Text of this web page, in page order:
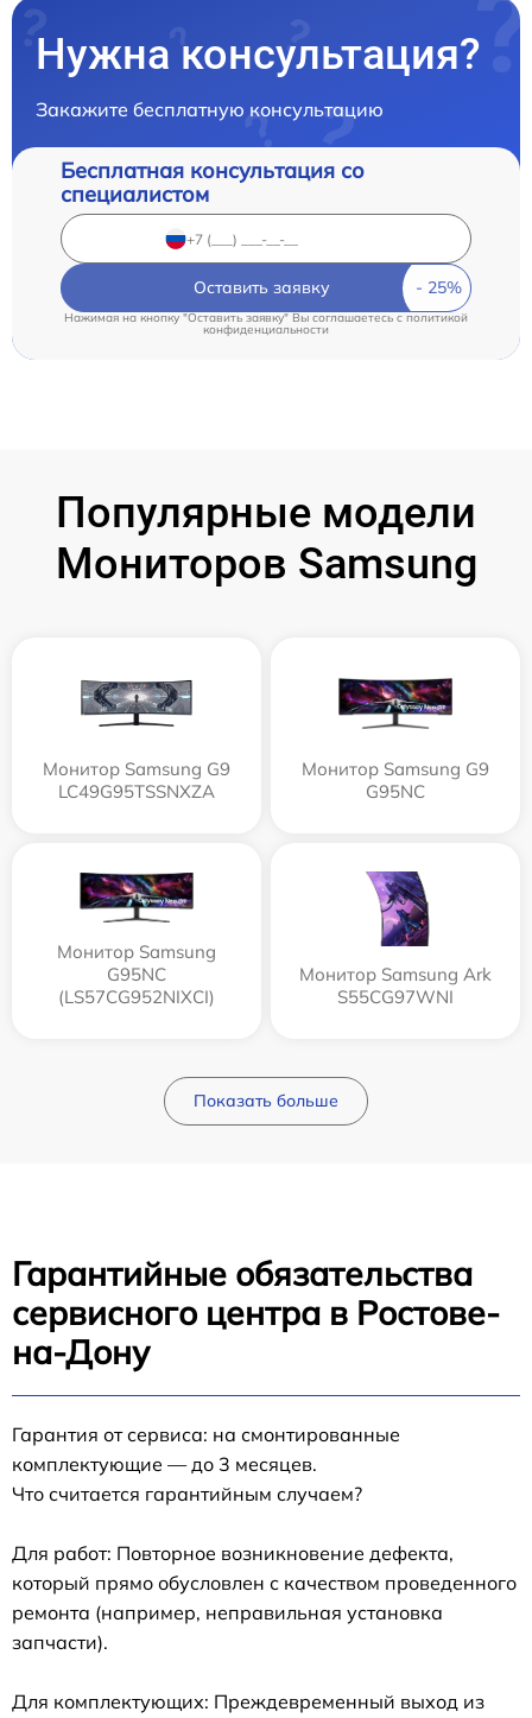
Нужна консультация?
Закажите бесплатную консультацию
Бесплатная консультация со
специалистом
Оставить заявку
Нажимая на кнопку "Оставить заявку" Вы соглашаетесь c политикой
конфиденциальности
Популярные модели
Мониторов Samsung
Монитор Samsung G9
LC49G95TSSNXZA
Монитор Samsung G9
G95NC
Монитор Samsung
G95NC
(LS57CG952NIXCI)
Монитор Samsung Ark
S55CG97WNI
Показать больше
Гарантийные обязательства
сервисного центра в Ростове-
на-Дону
Гарантия от сервиса: на смонтированные
комплектующие — до 3 месяцев.
Что считается гарантийным случаем?
Для работ: Повторное возникновение дефекта,
который прямо обусловлен с качеством проведенного
ремонта (например, неправильная установка
запчасти).
Для комплектующих: Преждевременный выход из